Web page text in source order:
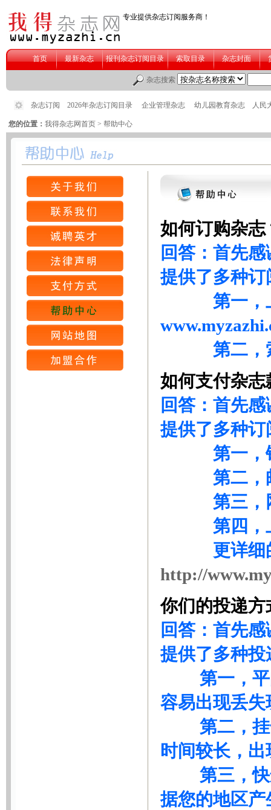
您的位置： 我得杂志网首页 > 帮助中心
如何订购杂志
回答：首先
提供了多种订
第一，上
第二，
如何支付杂志
回答：首先
提供了多种订
第一，银
第二，邮
第三，
第四，上
更详细的
http://
你们的投递
回答：首先
提供了多种投
第一，平邮
容易出现丢
第二，挂号
时间较长，
第三，
据您的地区